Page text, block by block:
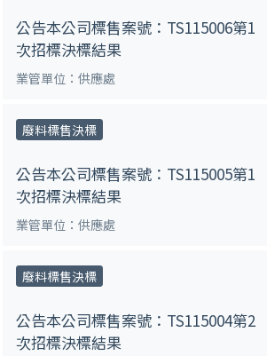
公告本公司標售案號：TS115006第1
次招標決標結果
業管單位：供應處
廢料標售決標
公告本公司標售案號：TS115005第1
次招標決標結果
業管單位：供應處
廢料標售決標
公告本公司標售案號：TS115004第2
次招標決標結果